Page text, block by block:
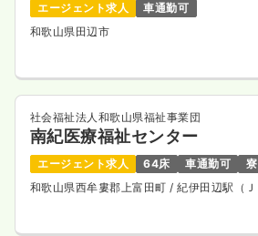
エージェント求人
車通勤可
和歌山県田辺市
社会福祉法人和歌山県福祉事業団
南紀医療福祉センター
エージェント求人 64床 車通勤可
寮
和歌山県西牟婁郡上富田町/ 紀伊田辺駅（Ｊ